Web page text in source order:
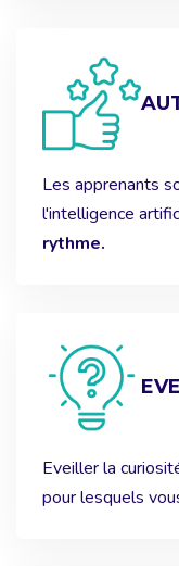
Les apprenants
l'intelligence
rythme.
Eveiller la
pour lesquels